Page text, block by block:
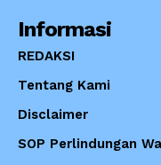
Informasi
REDAKSI
Tentang Kami
Disclaimer
SOP Perlindungan